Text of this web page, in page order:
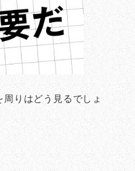
りはどう見るでしょ